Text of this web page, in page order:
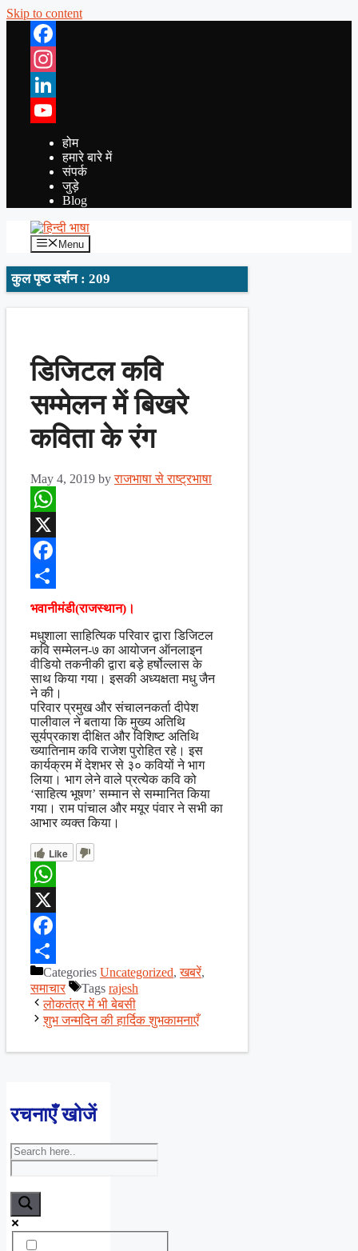
Skip to content
Facebook
Instagram
LinkedIn
YouTube
होम
हमारे बारे में
संपर्क
जुड़े
Blog
Menu
कुल पृष्ठ दर्शन : 209
डिजिटल कवि
सम्मेलन में बिखरे
कविता के रंग
May 4, 2019 byराजभाषा से राष्ट्रभाषा
WhatsApp
X
Facebook
Share
भवानीमंडी(राजस्थान)।
मधुशाला साहित्यिक परिवार द्वारा डिजिटल
कवि सम्मेलन-७ का आयोजन ऑनलाइन
वीडियो तकनीकी द्वारा बड़े हर्षोल्लास के
साथ किया गया। इसकी अध्यक्षता मधु जैन
ने की।
परिवार प्रमुख और संचालनकर्ता दीपेश
पालीवाल ने बताया कि मुख्य अतिथि
सूर्यप्रकाश दीक्षित और विशिष्ट अतिथि
ख्यातिनाम कवि राजेश पुरोहित रहे। इस
कार्यक्रम में देशभर से ३० कवियों ने भाग
लिया। भाग लेने वाले प्रत्येक कवि को
‘साहित्य भूषण’ सम्मान से सम्मानित किया
गया। राम पांचाल और मयूर पंवार ने सभी का
आभार व्यक्त किया।
Like
WhatsApp
X
Facebook
ShareCategories Uncategorized,खबरें,
समाचार
Tags rajesh
लोकतंत्र में भी बेबसी
शुभ जन्मदिन की हार्दिक शुभकामनाएँ
रचनाएँ खोजें